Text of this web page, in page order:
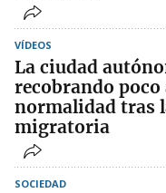
VÍDEOS
La ciudad
recobrando poco
normalidad tras
migratoria
SOCIEDAD